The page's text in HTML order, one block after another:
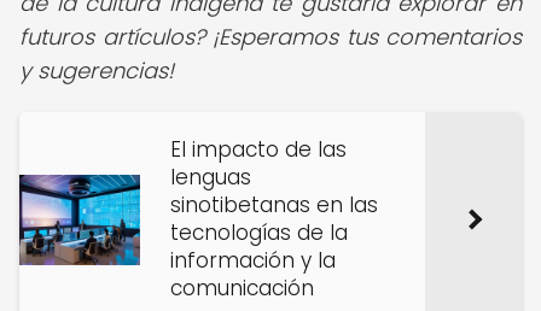
futuros artículos? ¡Esperamos tus comentarios
y sugerencias!
El impacto de las
lenguas
sinotibetanas en las
tecnologías de la
información y la
comunicación